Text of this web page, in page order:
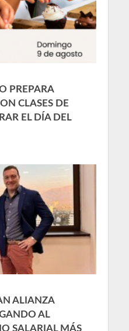
PREPARA
CLASES DE
EL DÍA DEL
ALIANZA
AL
SALARIAL MÁS